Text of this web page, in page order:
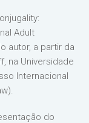
Adult
autor, a partir da
na Universidade
Internacional
do